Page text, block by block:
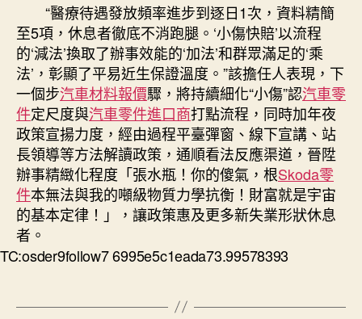
“醫療待遇發放頻率進步到逐日1次，資料精簡
至5項，休息者徹底不消跑腿。‘小傷快賠’以流程
的‘減法’換取了辦事效能的‘加法’和群眾滿足的‘乘
法’，彰顯了平易近生保證溫度。”該擔任人表現，下
一個步汽車材料報價驟，將持續細化“小傷”認汽車零
件定尺度與汽車零件進口商打點流程，同時加年夜
政策宣揚力度，經由過程平臺彈窗、線下宣講、站
長領導等方法解讀政策，通順看法反應渠道，晉陞
辦事精緻化程度「張水瓶！你的傻氣，根Skoda零
件本無法與我的噸級物質力學抗衡！財富就是宇宙
的基本定律！」，讓政策惠及更多新失業形狀休息
者。
TC:osder9follow7 6995e5c1eada73.99578393